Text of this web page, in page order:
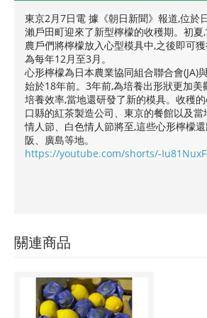
東京2月7日電 據《朝日新聞》報道,位於
瀨戶田町迎來了新型檸檬的收穫期。初夏
農戶們將檸檬放入心型模具中,之後即可
為每年12月至3月。
心形檸檬為日本農業協同組合聯合會(JA)
始於18年前。3年前,為培養出形狀更加美
培養效率,當地還研發了新的模具。收穫
口縣的紅茶製造公司、東京的餐館以及
情人節、白色情人節將至,這些心形檸檬
阪、廣島等地。
https://youtube.com/shorts/-
關連商品